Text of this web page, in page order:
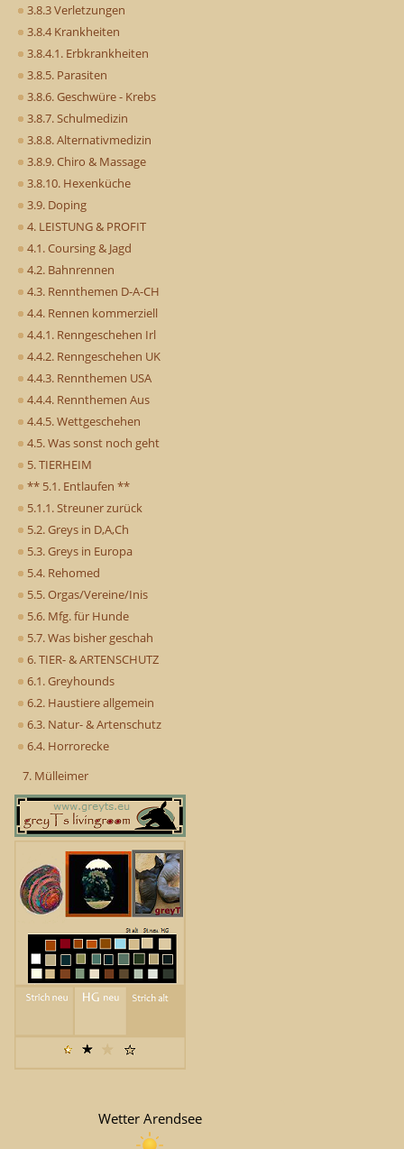
3.8.3 Verletzungen
3.8.4 Krankheiten
3.8.4.1. Erbkrankheiten
3.8.5. Parasiten
3.8.6. Geschwüre - Krebs
3.8.7. Schulmedizin
3.8.8. Alternativmedizin
3.8.9. Chiro & Massage
3.8.10. Hexenküche
3.9. Doping
4. LEISTUNG & PROFIT
4.1. Coursing & Jagd
4.2. Bahnrennen
4.3. Rennthemen D-A-CH
4.4. Rennen kommerziell
4.4.1. Renngeschehen Irl
4.4.2. Renngeschehen UK
4.4.3. Rennthemen USA
4.4.4. Rennthemen Aus
4.4.5. Wettgeschehen
4.5. Was sonst noch geht
5. TIERHEIM
** 5.1. Entlaufen **
5.1.1. Streuner zurück
5.2. Greys in D,A,Ch
5.3. Greys in Europa
5.4. Rehomed
5.5. Orgas/Vereine/Inis
5.6. Mfg. für Hunde
5.7. Was bisher geschah
6. TIER- & ARTENSCHUTZ
6.1. Greyhounds
6.2. Haustiere allgemein
6.3. Natur- & Artenschutz
6.4. Horrorecke
7. Mülleimer
Wetter Arendsee